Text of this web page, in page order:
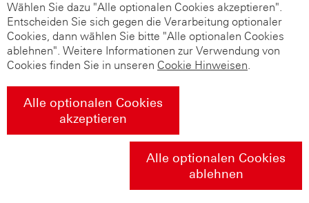
Wählen Sie dazu "Alle optionalen Cookies akzeptieren".
Entscheiden Sie sich gegen die Verarbeitung optionaler
Cookies, dann wählen Sie bitte "Alle optionalen Cookies
ablehnen". Weitere Informationen zur Verwendung von
Cookies finden Sie in unseren Cookie Hinweisen.
Alle optionalen Cookies
akzeptieren
Alle optionalen Cookies
ablehnen